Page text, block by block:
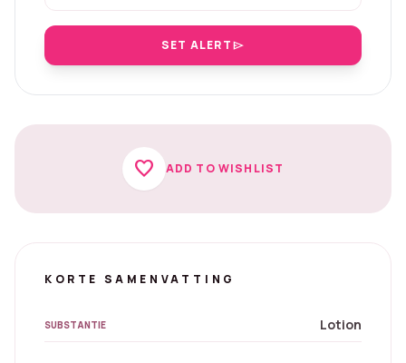
SET ALERTsend
favorite ADD TO WISHLIST
KORTE SAMENVATTING
SUBSTANTIE Lotion